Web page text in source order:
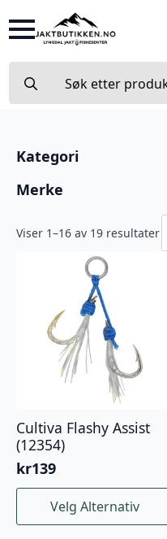
for:
Kategori
Merke
Viser 1–16 av 19 resultater
Cultiva Flashy Assist
(12354)
kr139
Velg Alternativ
Dette
produktet